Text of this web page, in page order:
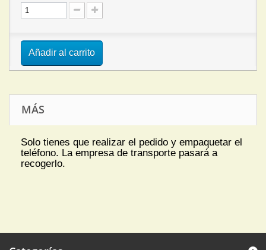
Añadir al carrito
MÁS
Solo tienes que realizar el pedido y empaquetar el
teléfono. La empresa de transporte pasará a
recogerlo.